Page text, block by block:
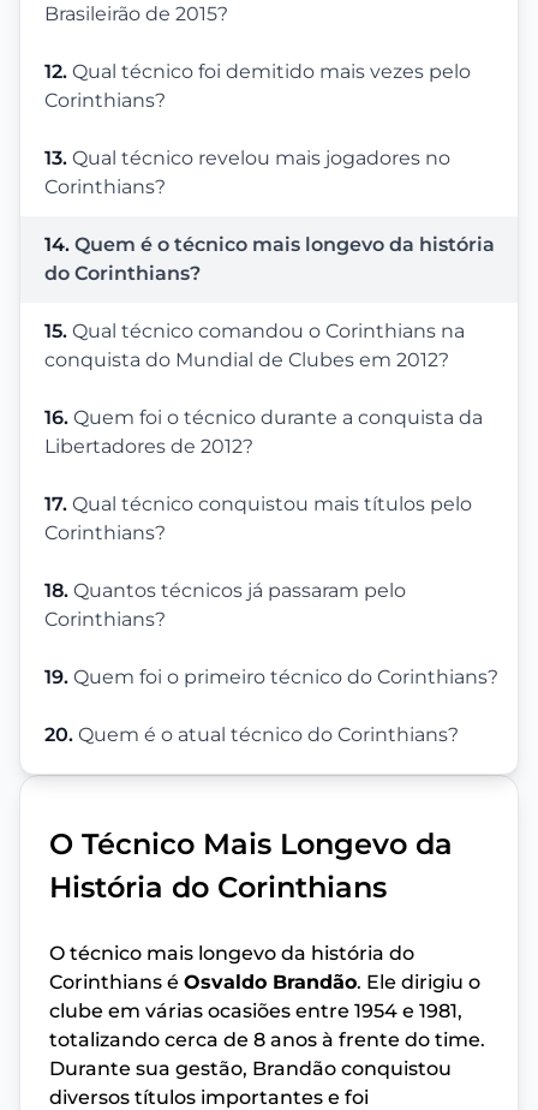
Brasileirão de 2015?
12. Qual técnico foi demitido mais vezes pelo
Corinthians?
13. Qual técnico revelou mais jogadores no
Corinthians?
14. Quem é o técnico mais longevo da história
do Corinthians?
15. Qual técnico comandou o Corinthians na
conquista do Mundial de Clubes em 2012?
16. Quem foi o técnico durante a conquista da
Libertadores de 2012?
17. Qual técnico conquistou mais títulos pelo
Corinthians?
18. Quantos técnicos já passaram pelo
Corinthians?
19. Quem foi o primeiro técnico do Corinthians?
20. Quem é o atual técnico do Corinthians?
O Técnico Mais Longevo da
História do Corinthians
O técnico mais longevo da história do
Corinthians é Osvaldo Brandão. Ele dirigiu o
clube em várias ocasiões entre 1954 e 1981,
totalizando cerca de 8 anos à frente do time.
Durante sua gestão, Brandão conquistou
diversos títulos importantes e foi